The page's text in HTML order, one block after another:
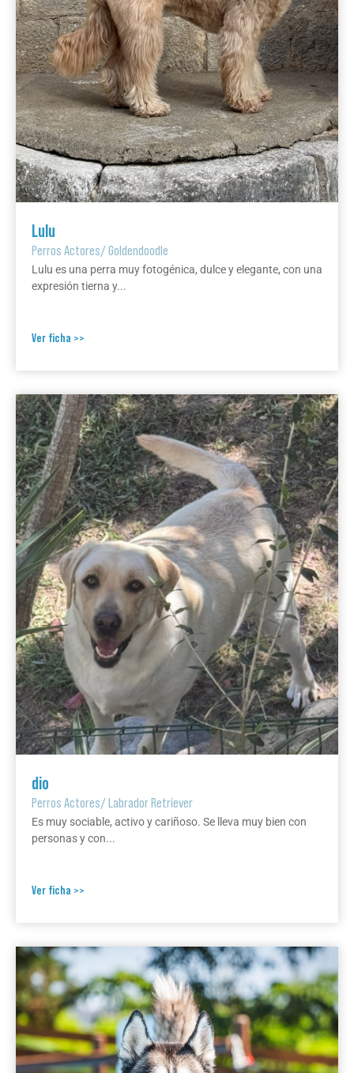
Lulu
Perros Actores/Goldendoodle
Lulu es una perra muy fotogénica, dulce y elegante, con una
expresión tierna y...
Ver ficha >>
dio
Perros Actores/Labrador Retriever
Es muy sociable, activo y cariñoso. Se lleva muy bien con
personas y con...
Ver ficha >>